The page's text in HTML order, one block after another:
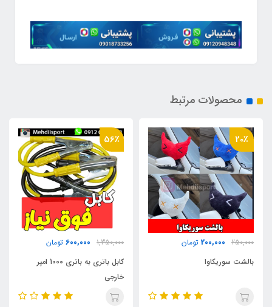
محصولات مرتبط
56٪
1,350,000
56٪
450,000
200,000
پک استیکر برچسب